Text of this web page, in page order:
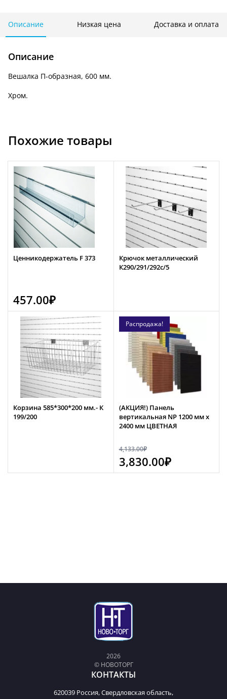
К
114с
Описание Низкая цена Доставка и оплата
Описание
Вешалка П-образная, 600 мм.
Хром.
Похожие товары
Ценникодержатель F 373
457.00₽
Крючок металлический
К290/291/292с/5
Корзина 585*300*200 мм.- К
199/200
Распродажа!
(АКЦИЯ!) Панель
вертикальная NP 1200 мм х
2400 мм ЦВЕТНАЯ
4,133.00₽
3,830.00₽
2026
© НОВОТОРГ
КОНТАКТЫ
620039 Россия, Свердловская область,